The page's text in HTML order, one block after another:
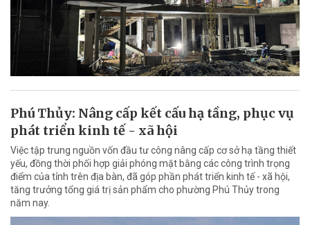
Phú Thủy: Nâng cấp kết cấu hạ tầng, phục vụ
phát triển kinh tế - xã hội
Việc tập trung nguồn vốn đầu tư công nâng cấp cơ sở hạ tầng thiết
yếu, đồng thời phối hợp giải phóng mặt bằng các công trình trọng
điểm của tỉnh trên địa bàn, đã góp phần phát triển kinh tế - xã hội,
tăng trưởng tổng giá trị sản phẩm cho phường Phú Thủy trong
năm nay.